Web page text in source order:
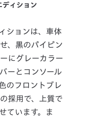
ディション
ションは、車体
、黒のパイピン
にグレーカラー
ーとコンソール
のフロントブレ
採用で、上質で
ています。ま